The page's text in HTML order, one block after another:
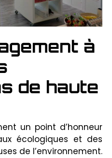
à
de haute
un point d’honneur
écologiques et des
de l’environnement.